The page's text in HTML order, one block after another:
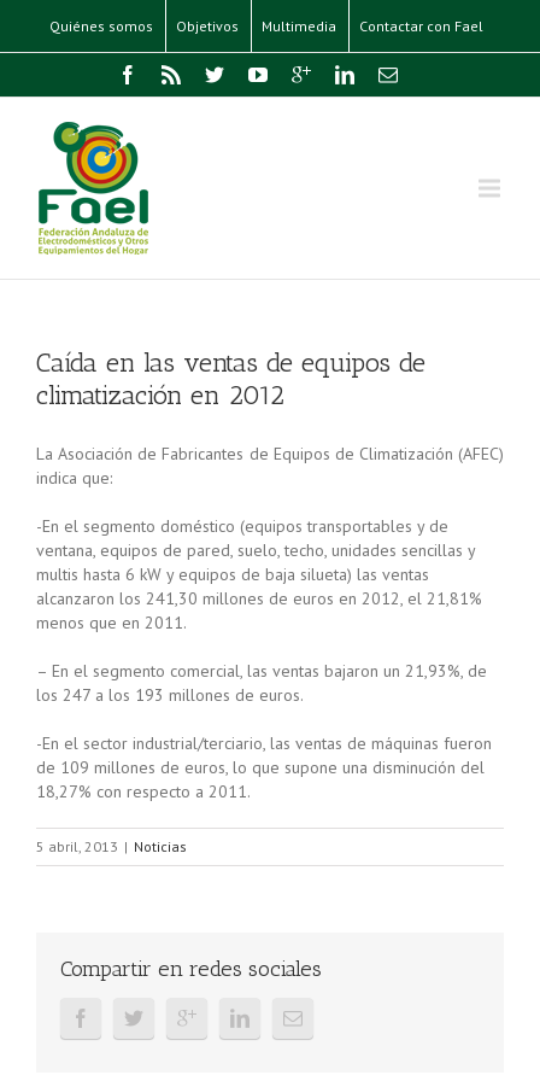
Quiénes somos Objetivos Multimedia Contactar con Fael
Caída en las ventas de equipos de
climatización en 2012
La Asociación de Fabricantes de Equipos de Climatización (AFEC)
indica que:
-En el segmento doméstico (equipos transportables y de
ventana, equipos de pared, suelo, techo, unidades sencillas y
multis hasta 6 kW y equipos de baja silueta) las ventas
alcanzaron los 241,30 millones de euros en 2012, el 21,81%
menos que en 2011.
– En el segmento comercial, las ventas bajaron un 21,93%, de
los 247 a los 193 millones de euros.
-En el sector industrial/terciario, las ventas de máquinas fueron
de 109 millones de euros, lo que supone una disminución del
18,27% con respecto a 2011.
5 abril, 2013 | Noticias
Compartir en redes sociales